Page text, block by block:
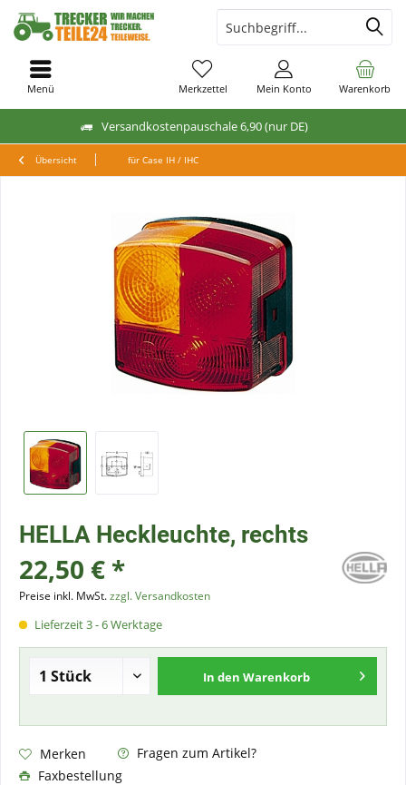
Versandkostenpauschale 6,90 (nur DE)
Warenkorb
Merkzettel Mein Konto
Menü
Übersicht für Case IH / IHC
HELLA Heckleuchte, rechts
22,50 € *
Preise inkl. MwSt.zzgl. Versandkosten
Lieferzeit 3 - 6 Werktage
In den Warenkorb
Merken
Fragen zum Artikel?
Faxbestellung